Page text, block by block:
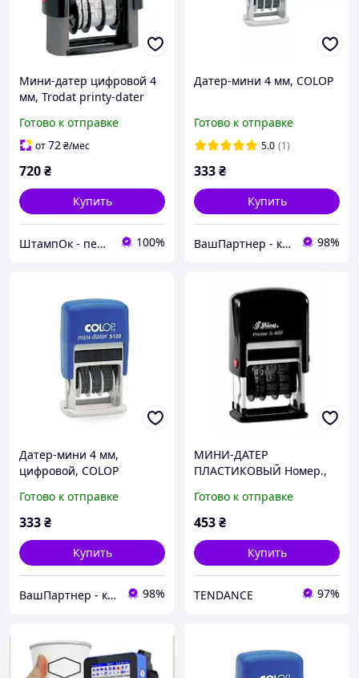
Мини-датер цифровой 4
мм, Trodat printy-dater
Готово к отправке
от72₴/мес
720₴
Купить
ШтампОк - печати, штампы и факсимиле 100%
Датер-мини 4 мм, COLOP
Готово к отправке
5.0 (1)
333₴
Купить
ВашПартнер - канцтовары, игрушки и детская книга, бытовая химия 98%
Датер-мини 4 мм,
цифровой, COLOP
Готово к отправке
333₴
Купить
ВашПартнер - канцтовары, игрушки и детская книга, бытовая химия 98%
МИНИ-ДАТЕР
ПЛАСТИКОВЫЙ Номер.,
Готово к отправке
453₴
Купить
TENDANCE 97%